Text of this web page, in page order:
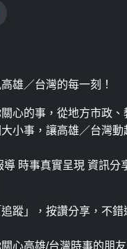
雄／台灣的每一刻！
心的事，從地方市政、
小事，讓高雄／台灣
導 時事真實呈現 資訊分
蹤」，按讚分享，不錯
心高雄/台灣時事的朋友